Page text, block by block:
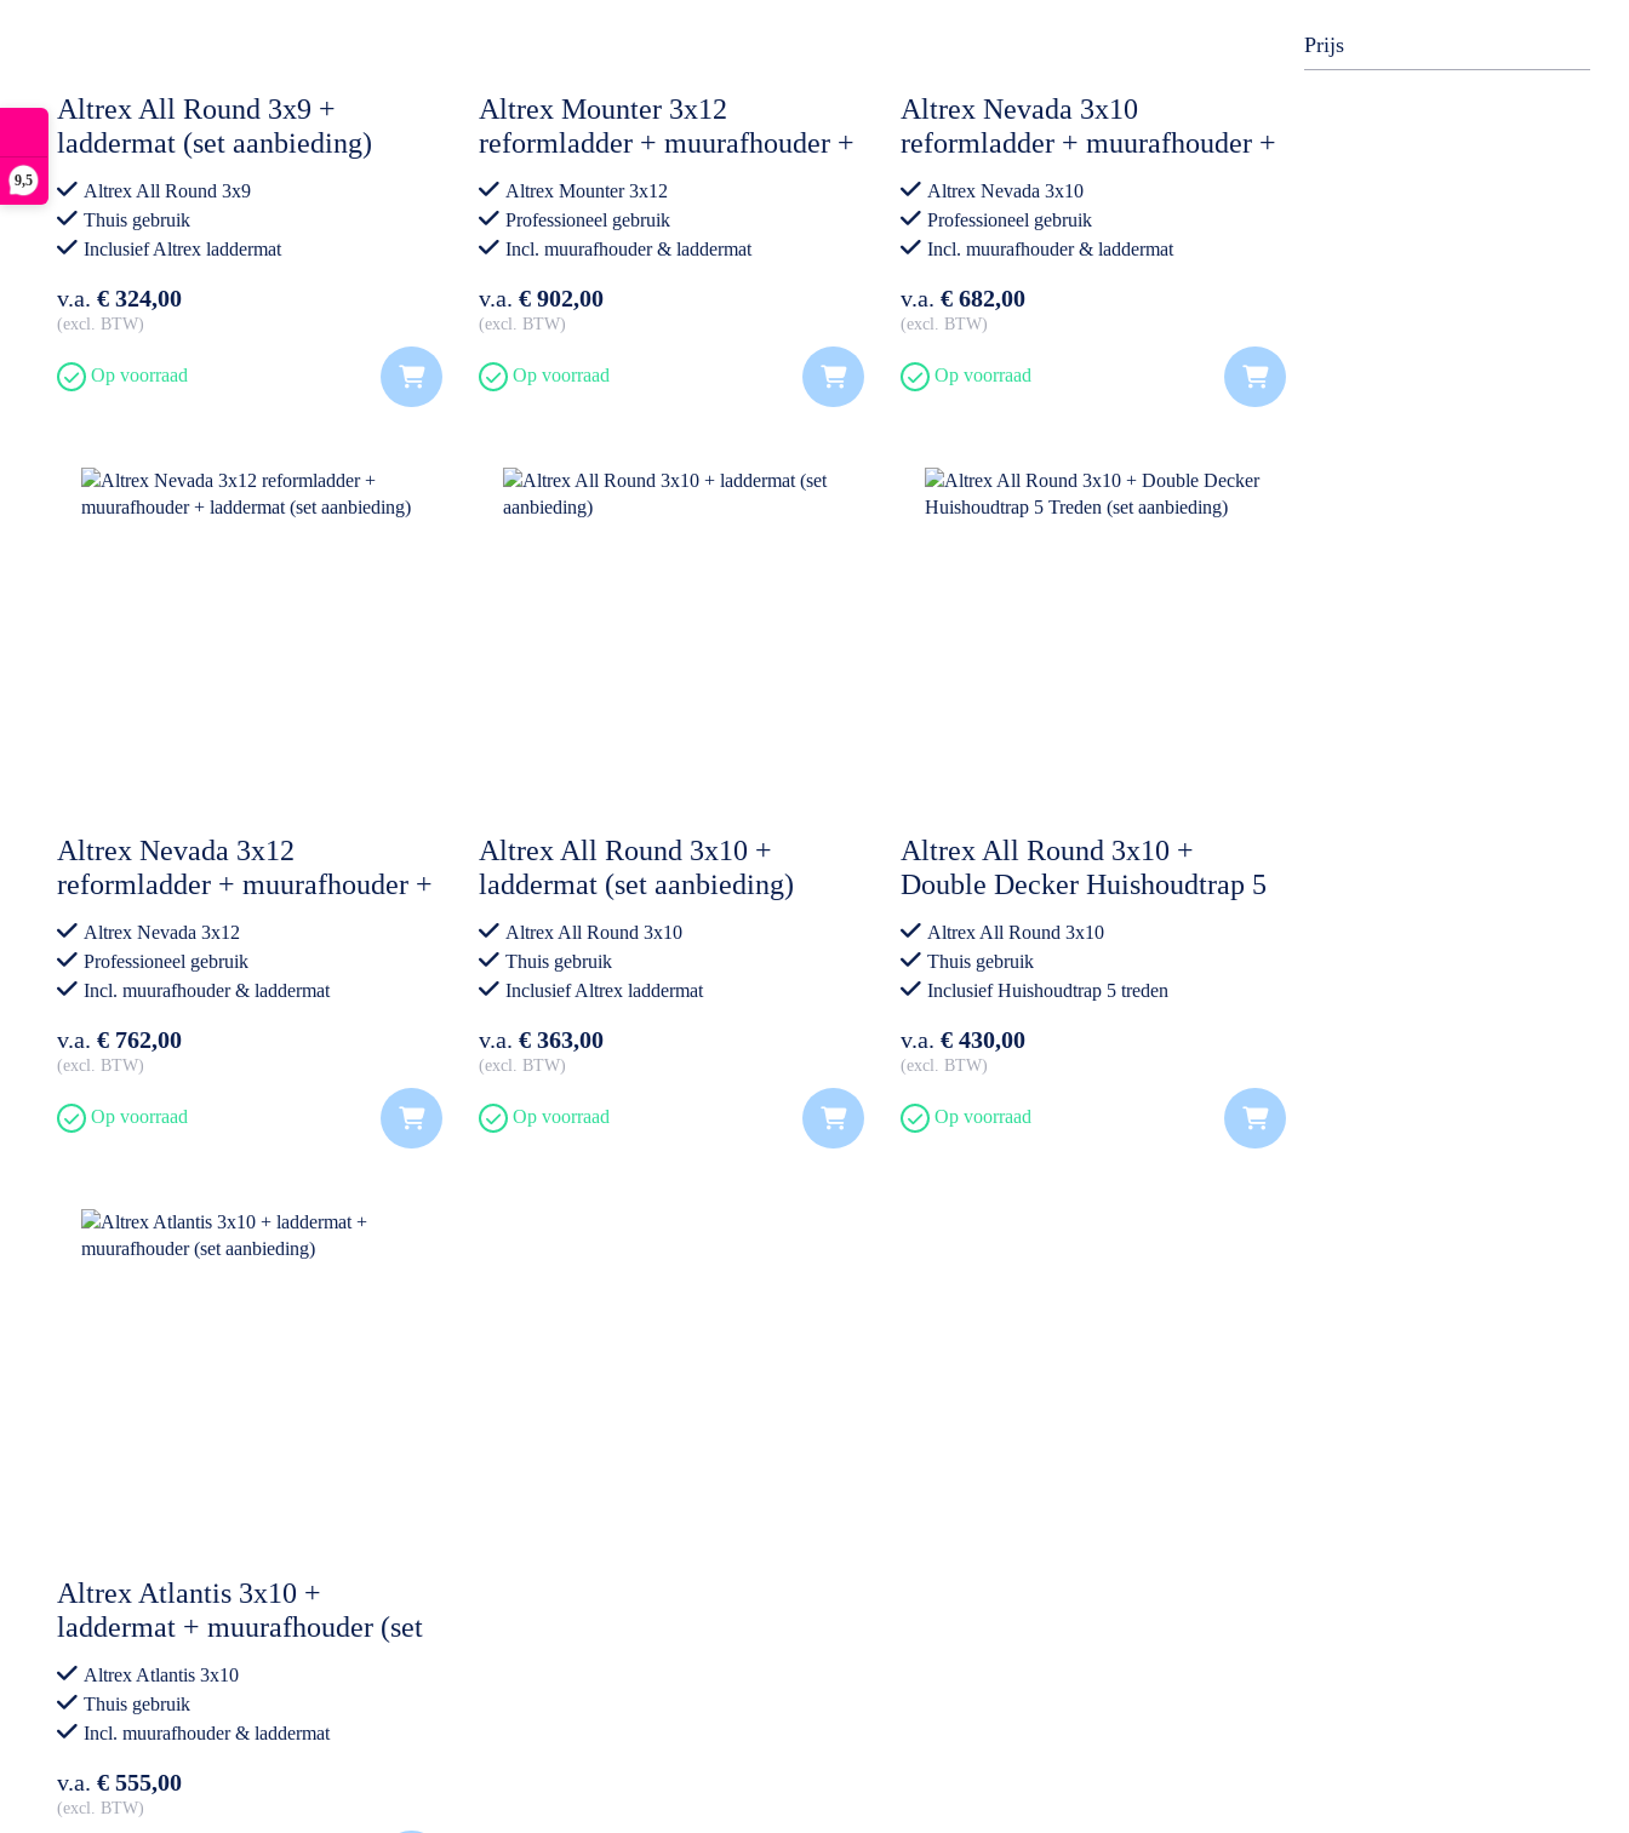
9,5
Altrex All Round 3x9 +
laddermat (set aanbieding)
Altrex All Round 3x9
Thuis gebruik
Inclusief Altrex laddermat
v.a. € 324,00
excl. BTW
Op voorraad
Altrex Mounter 3x12
reformladder + muurafhouder +
laddermat (set aanbieding)
Altrex Mounter 3x12
Professioneel gebruik
Incl. muurafhouder & laddermat
v.a. € 902,00
excl. BTW
Op voorraad
Altrex Nevada 3x10
reformladder + muurafhouder +
laddermat (set aanbieding)
Altrex Nevada 3x10
Professioneel gebruik
Incl. muurafhouder & laddermat
v.a. € 682,00
excl. BTW
Op voorraad
Altrex Nevada 3x12
reformladder + muurafhouder +
laddermat (set aanbieding)
Altrex Nevada 3x12
Professioneel gebruik
Incl. muurafhouder & laddermat
v.a. € 762,00
excl. BTW
Op voorraad
Altrex All Round 3x10 +
laddermat (set aanbieding)
Altrex All Round 3x10
Thuis gebruik
Inclusief Altrex laddermat
v.a. € 363,00
excl. BTW
Op voorraad
Altrex All Round 3x10 +
Double Decker Huishoudtrap 5
Treden (set aanbieding)
Altrex All Round 3x10
Thuis gebruik
Inclusief Huishoudtrap 5 treden
v.a. € 430,00
excl. BTW
Op voorraad
Altrex Atlantis 3x10 +
laddermat + muurafhouder (set
aanbieding)
Altrex Atlantis 3x10
Thuis gebruik
Incl. muurafhouder & laddermat
v.a. € 555,00
excl. BTW
Prijs